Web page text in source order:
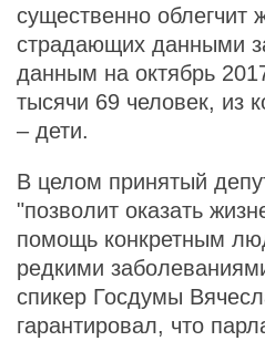
существенно облегчит
страдающих данными
данным на октябрь
тысячи 69 человек, из
– дети.
В целом принятый
"позволит оказать
помощь конкретным
редкими
спикер Госдумы
гарантировал, что